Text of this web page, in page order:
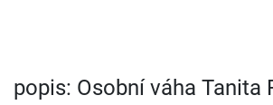
popis: Osobní váha Tanita